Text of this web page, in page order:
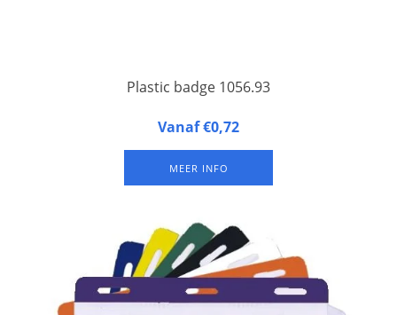
Plastic badge 1056.93
Dé meest gebruikte plastic badge met hardkunststof
bovenste deel.
Vanaf €0,72
MEER INFO